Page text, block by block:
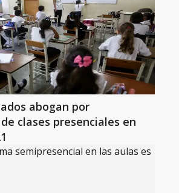
abogan por
clases presenciales en